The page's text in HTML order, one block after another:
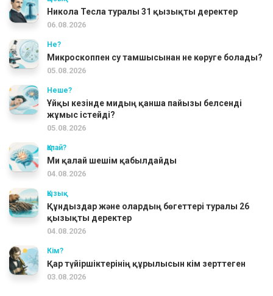
Никола Тесла туралы 31 қызықты деректер
06.08.2026
Не?
Микроскоппен су тамшысынан не көруге болады?
05.08.2026
Неше?
Ұйқы кезінде мидың қанша пайызы белсенді
жұмыс істейді?
05.08.2026
Қалай?
Ми қалай шешім қабылдайды
04.08.2026
Қызық
Құндыздар және олардың бөгеттері туралы 26
қызықты деректер
04.08.2026
Кім?
Қар түйіршіктерінің құрылысын кім зерттеген
03.08.2026